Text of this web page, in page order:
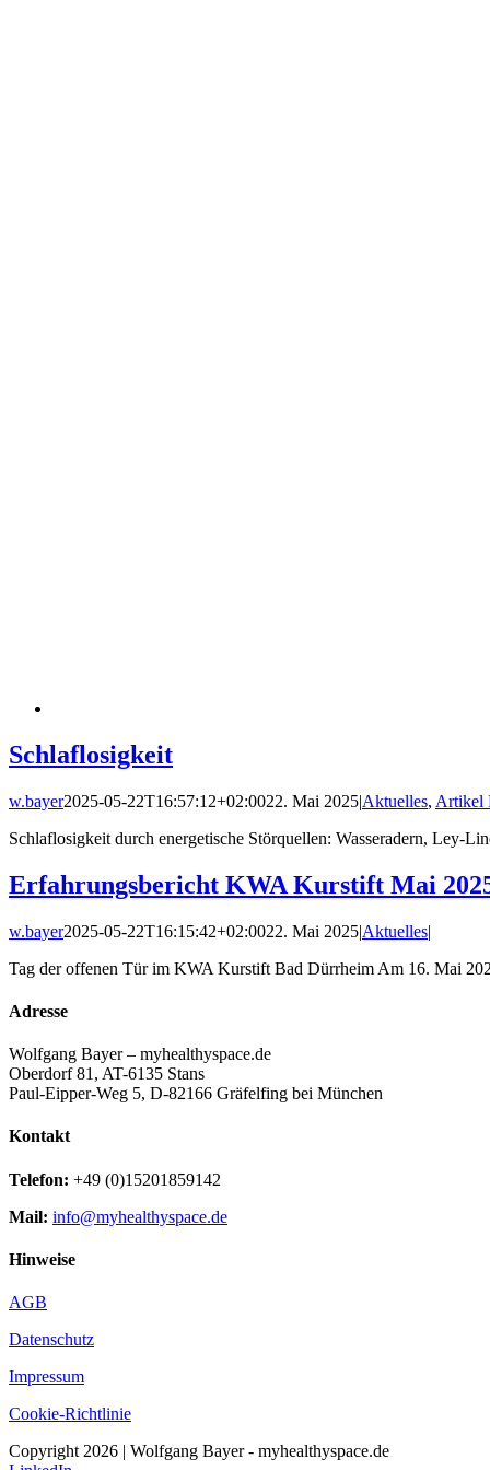
Schlaflosigkeit
w.bayer2025-05-22T16:57:12+02:0022. Mai 2025|Aktuelles, Artikel
Schlaflosigkeit durch energetische Störquellen: Wasseradern, Ley-
Erfahrungsbericht KWA Kurstift Mai
w.bayer2025-05-22T16:15:42+02:0022. Mai 2025|Aktuelles|
Tag der offenen Tür im KWA Kurstift Bad Dürrheim Am 16. Mai
Adresse
Wolfgang Bayer – myhealthyspace.de
Oberdorf 81, AT-6135 Stans
Paul-Eipper-Weg 5, D-82166 Gräfelfing bei München
Kontakt
Telefon: +49 (0)15201859142
Mail: info@myhealthyspace.de
Hinweise
AGB
Datenschutz
Impressum
Cookie-Richtlinie
Copyright 2026 | Wolfgang Bayer - myhealthyspace.de